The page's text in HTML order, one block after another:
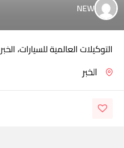
NEW
التوكيلات العالمية للسيارات، الخبر
الخبر